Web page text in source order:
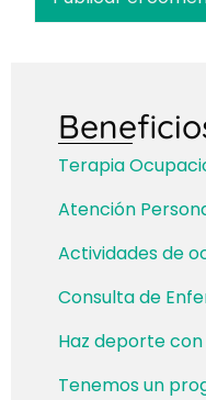
Terapia
Atención
Actividades de
Consulta de
Haz deporte con
Tenemos un